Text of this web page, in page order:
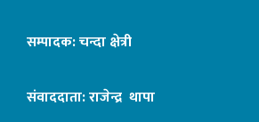
सम्पादक: चन्दा क्षेत्री
संवाददाता: राजेन्द्र थापा